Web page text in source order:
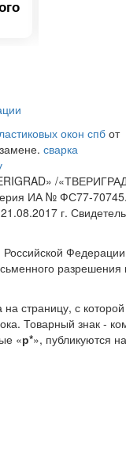
окон спб от
сварка
/
ИА № ФС77-
г.
Федерации
разрешения
страницу, с
Товарный знак -
«р*», публикуются